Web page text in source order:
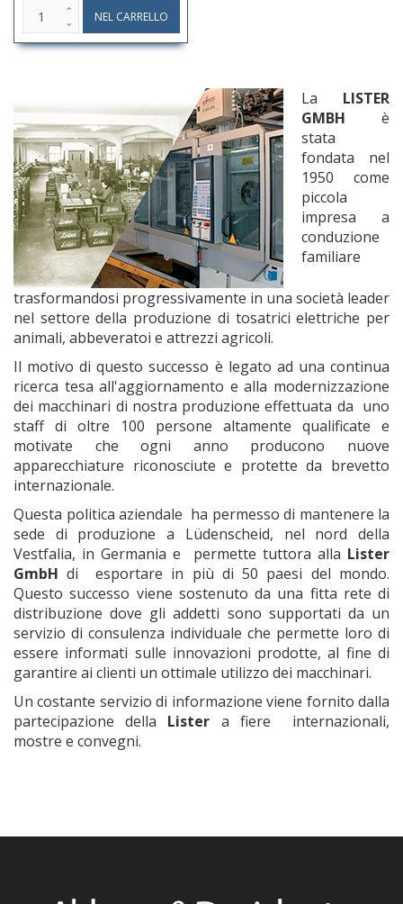
La LISTER
GMBH è
stata
fondata nel
1950 come
piccola
impresa a
conduzione
familiare
trasformandosi progressivamente in una società leader
nel settore della produzione di tosatrici elettriche per
animali, abbeveratoi e attrezzi agricoli.
Il motivo di questo successo è legato ad una continua
ricerca tesa all'aggiornamento e alla modernizzazione
dei macchinari di nostra produzione effettuata da uno
staff di oltre 100 persone altamente qualificate e
motivate che ogni anno producono nuove
apparecchiature riconosciute e protette da brevetto
internazionale.
Questa politica aziendale ha permesso di mantenere la
sede di produzione a Lüdenscheid, nel nord della
Vestfalia, in Germania e permette tuttora alla Lister
GmbH di esportare in più di 50 paesi del mondo.
Questo successo viene sostenuto da una fitta rete di
distribuzione dove gli addetti sono supportati da un
servizio di consulenza individuale che permette loro di
essere informati sulle innovazioni prodotte, al fine di
garantire ai clienti un ottimale utilizzo dei macchinari.
Un costante servizio di informazione viene fornito dalla
partecipazione della Lister a fiere internazionali,
mostre e convegni.